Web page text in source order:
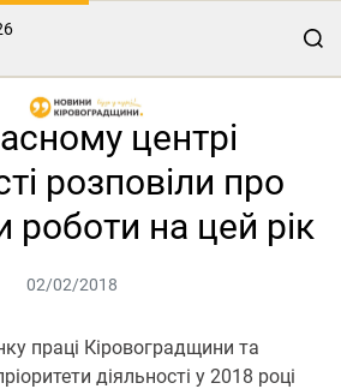
центрі
розповіли про
роботи на цей рік
02/02/2018
праці Кіровоградщини та
діяльності у 2018 році